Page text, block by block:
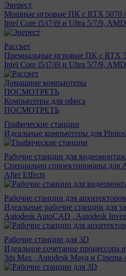
Эверест
Мощные игровые ПК с RTX 5070
Intel Core i5/i7/i9 и Ultra 5/7/9,
Рассвет
Премиальные игровые ПК с RTX
Intel Core i5/i7/i9 и Ultra 5/7/9,
Домашние компьютеры
ПОСМОТРЕТЬ
Компьютеры для офиса
ПОСМОТРЕТЬ
Графические станции
Идеальные компьютеры для
Рабочие станции для
Специально спроектированы для
After Effects
Рабочие станции для архитекторов
Идеальные рабочие станции для
Autodesk AutoCAD , Autodesk
Рабочие станции для 3D
Идеальное сочетание процессора
3ds Max , Autodesk Maya и Cinema